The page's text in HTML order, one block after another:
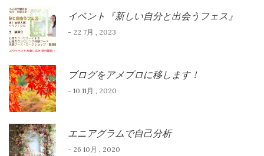
イベント『新しい自分と出会うフェス』
- 22 7月 , 2023
ブログをアメブロに移します！
- 10 11月 , 2020
エニアグラムで自己分析
- 26 10月 , 2020